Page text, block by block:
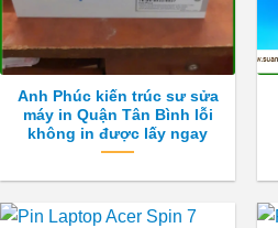
Anh Phúc kiến trúc sư sửa
máy in Quận Tân Bình lỗi
không in được lấy ngay